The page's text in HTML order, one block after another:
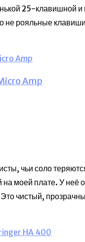
25-клавишной
рояльные
Amp
чьи соло
на моей плате. У
чистый,